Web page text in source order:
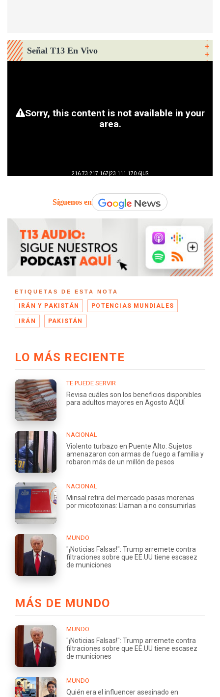
Señal T13 En Vivo
Síguenos en
ETIQUETAS DE ESTA NOTA
IRÁN Y PAKISTÁN POTENCIAS MUNDIALES
IRÁN PAKISTÁN
LO MÁS RECIENTE
TE PUEDE SERVIR
Revisa cuáles son los beneficios disponibles
para adultos mayores en Agosto AQUÍ
NACIONAL
Violento turbazo en Puente Alto: Sujetos
amenazaron con armas de fuego a familia y
robaron más de un millón de pesos
NACIONAL
Minsal retira del mercado pasas morenas
por micotoxinas: Llaman a no consumirlas
MUNDO
"¡Noticias Falsas!": Trump arremete contra
filtraciones sobre que EE.UU tiene escasez
de municiones
MÁS DE MUNDO
MUNDO
"¡Noticias Falsas!": Trump arremete contra
filtraciones sobre que EE.UU tiene escasez
de municiones
MUNDO
Quién era el influencer asesinado en